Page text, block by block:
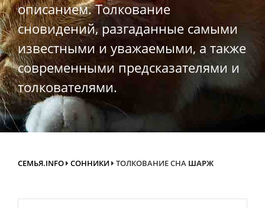
описанием. Толкование
сновидений, разгаданные самыми
известными и уважаемыми, а также
современными предсказателями и
толкователями.
СЕМЬЯ.INFO СОННИКИ ТОЛКОВАНИЕ СНА ШАРЖ